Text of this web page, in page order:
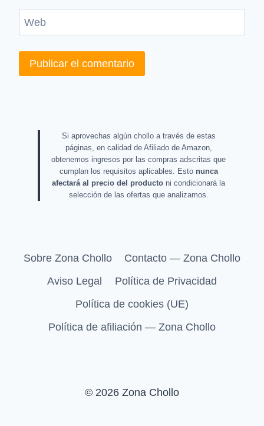
Web
Si aprovechas algún chollo a través de estas
páginas, en calidad de Afiliado de Amazon,
obtenemos ingresos por las compras adscritas que
cumplan los requisitos aplicables. Esto nunca
afectará al precio del producto ni condicionará la
selección de las ofertas que analizamos.
Sobre Zona Chollo
Contacto — Zona Chollo
Aviso Legal
Política de Privacidad
Política de cookies (UE)
Política de afiliación — Zona Chollo
© 2026 Zona Chollo